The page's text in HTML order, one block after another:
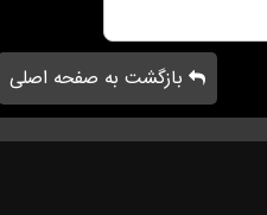
بازگشت به صفحه اصلی